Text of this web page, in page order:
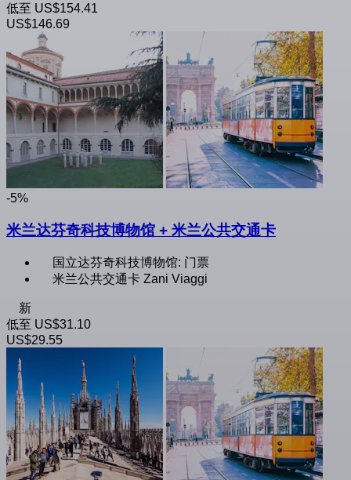
低至 US$154.41
US$146.69
-5%
米兰达芬奇科技博物馆 + 米兰公共交通卡
国立达芬奇科技博物馆: 门票
米兰公共交通卡 Zani Viaggi
新
低至 US$31.10
US$29.55